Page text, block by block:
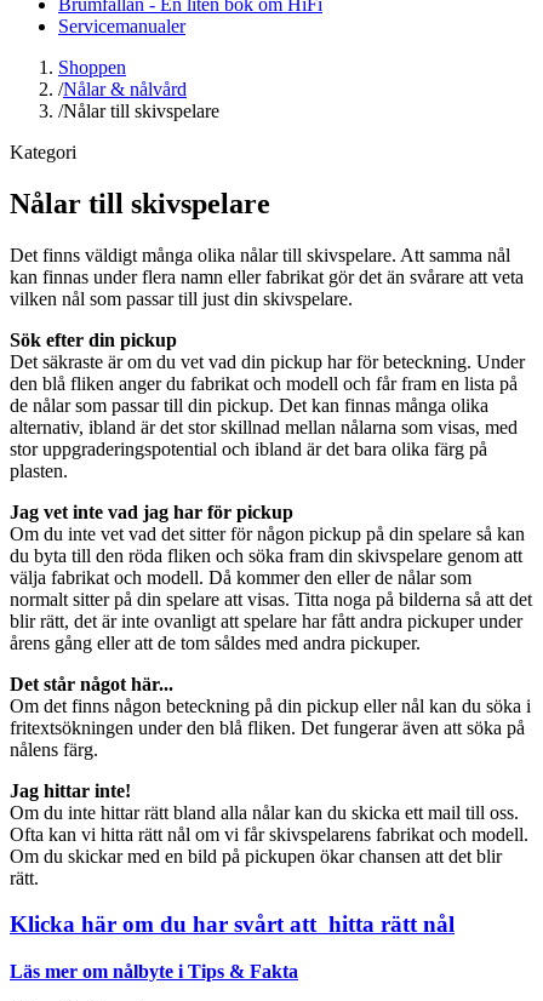
Servicemanualer
Shoppen
/Nålar & nålvård
/Nålar till skivspelare
Kategori
Nålar till skivspelare
Det finns väldigt många olika nålar till skivspelare. Att samma nål
kan finnas under flera namn eller fabrikat gör det än svårare att veta
vilken nål som passar till just din skivspelare.
Sök efter din pickup
Det säkraste är om du vet vad din pickup har för beteckning. Under
den blå fliken anger du fabrikat och modell och får fram en lista på
de nålar som passar till din pickup. Det kan finnas många olika
alternativ, ibland är det stor skillnad mellan nålarna som visas, med
stor uppgraderingspotential och ibland är det bara olika färg på
plasten.
Jag vet inte vad jag har för pickup
Om du inte vet vad det sitter för någon pickup på din spelare så kan
du byta till den röda fliken och söka fram din skivspelare genom att
välja fabrikat och modell. Då kommer den eller de nålar som
normalt sitter på din spelare att visas. Titta noga på bilderna så att det
blir rätt, det är inte ovanligt att spelare har fått andra pickuper under
årens gång eller att de tom såldes med andra pickuper.
Det står något här...
Om det finns någon beteckning på din pickup eller nål kan du söka i
fritextsökningen under den blå fliken. Det fungerar även att söka på
nålens färg.
Jag hittar inte!
Om du inte hittar rätt bland alla nålar kan du skicka ett mail till oss.
Ofta kan vi hitta rätt nål om vi får skivspelarens fabrikat och modell.
Om du skickar med en bild på pickupen ökar chansen att det blir
rätt.
Klicka här om du har svårt att hitta rätt nål
Läs mer om nålbyte i Tips & Fakta